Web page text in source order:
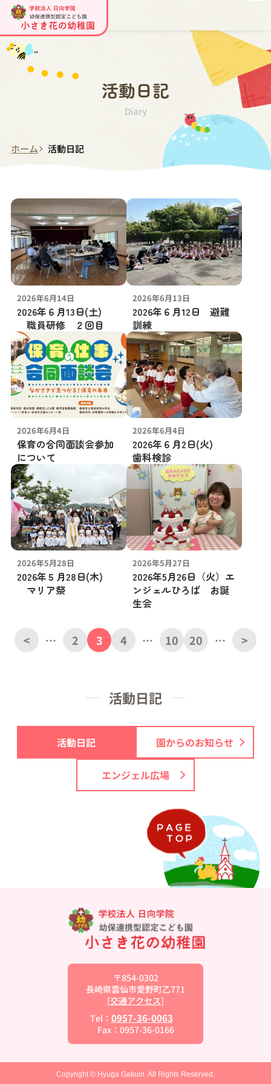
活動日記
Diary
ホーム 活動日記
2026年6月14日
2026年６月13日(土)
職員研修 ２回目
2026年6月13日
2026年６月12日 避難
訓練
2026年6月4日
保育の合同面談会参加
について
2026年6月4日
2026年６月2日(火)
歯科検診
2026年5月28日
2026年５月28日(木)
マリア祭
2026年5月27日
2026年5月26日（火）エ
ンジェルひろば お誕
生会
< … 2 3 4 … 10 20 … >
活動日記
活動日記 園からのお知らせ
エンジェル広場
〒854-0302
長崎県雲仙市愛野町乙771
[交通アクセス]
Tel： 0957-36-0063
Fax：0957-36-0166
Copyright © Hyuga Gakuin. All Rights Reserved.